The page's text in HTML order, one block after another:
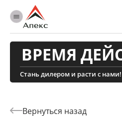
ВРЕМЯ
Стань дилером и расти с